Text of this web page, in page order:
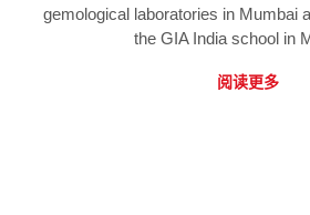
gemological laboratories in Mumbai
the GIA India school in
阅读更多